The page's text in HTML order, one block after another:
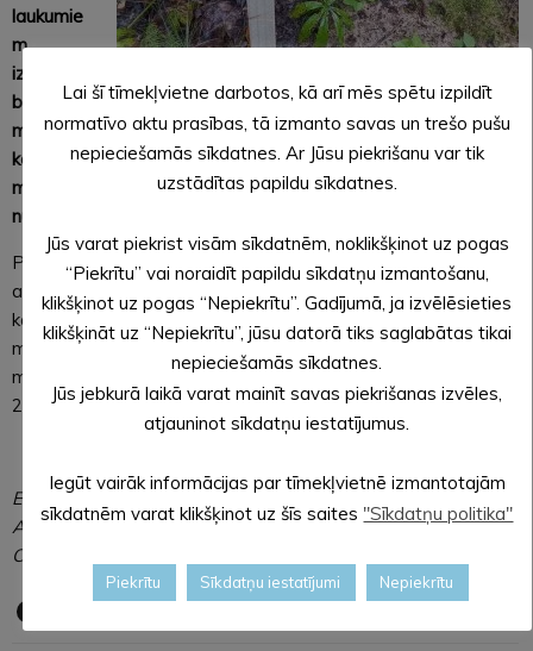
laukumie
m
izvietojot
brīdināju
ma zīmi –
koka
mietiņu ar sarkanu krāsojumu augšgalā, kas marķēts ar
numuru un gadu.
Pašvaldība aicina iedzīvotājus, kas ilgāku laiku nav
apmeklējuši savas apkopjamās kapavietas pašvaldības
kapsētās, un ierodoties konstatē, ka kapavietas laukums ir
marķēts ar brīdinājuma mietiņu, nevis vienkārši izmest
mietiņu, bet sazināties ar kapsētas pārzini pa tālruni
26161235 vai e-pastu aluksneskapi@aluksne.lv.
Evita Aploka,
Alūksnes novada pašvaldības
Centrālās administrācijas sabiedrisko attiecību speciāliste
Lai šī tīmekļvietne darbotos, kā arī mēs spētu izpildīt
normatīvo aktu prasības, tā izmanto savas un trešo pušu
nepieciešamās sīkdatnes. Ar Jūsu piekrišanu var tik
uzstādītas papildu sīkdatnes.
Jūs varat piekrist visām sīkdatnēm, noklikšķinot uz pogas
“Piekrītu” vai noraidīt papildu sīkdatņu izmantošanu,
klikšķinot uz pogas “Nepiekrītu”. Gadījumā, ja izvēlēsieties
klikšķināt uz “Nepiekrītu”, jūsu datorā tiks saglabātas tikai
nepieciešamās sīkdatnes.
Jūs jebkurā laikā varat mainīt savas piekrišanas izvēles,
atjauninot sīkdatņu iestatījumus.
Iegūt vairāk informācijas par tīmekļvietnē izmantotajām
sīkdatnēm varat klikšķinot uz šīs saites "Sīkdatņu politika"
Piekrītu Sīkdatņu iestatījumi Nepiekrītu